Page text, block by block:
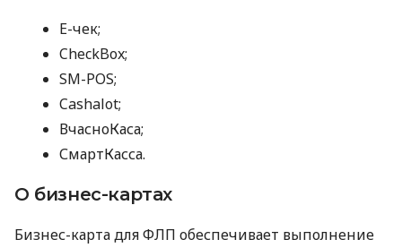
E-чек;
CheckBox;
SM-POS;
Cashalot;
ВчасноКаса;
СмартКасса.
О бизнес-картах
Бизнес-карта для ФЛП обеспечивает выполнение